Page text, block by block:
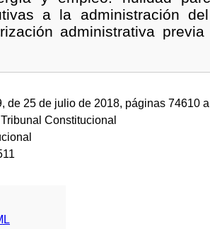
a la administración
administrativa
de 25 de julio de 2018, páginas 74610
Constitucional